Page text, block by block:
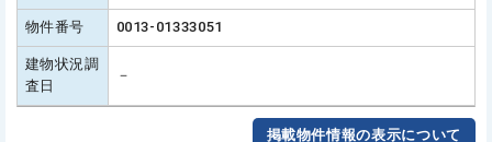
物件番号 0013-01333051
建物状況調
査日
－
掲載物件情報の表示について